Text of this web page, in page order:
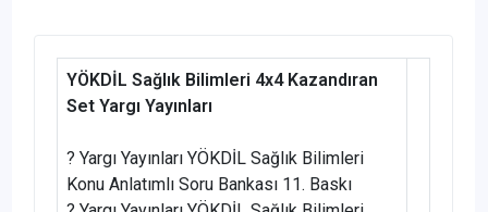
YÖKDİL Sağlık Bilimleri 4x4 Kazandıran
Set Yargı Yayınları
? Yargı Yayınları YÖKDİL Sağlık Bilimleri
Konu Anlatımlı Soru Bankası 11. Baskı